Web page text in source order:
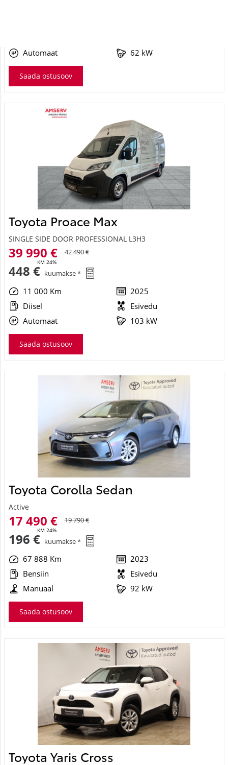
Saada ostusoov
Toyota Proace Max
SINGLE SIDE DOOR PROFESSIONAL L3H3
39 990 €
KM 24%
448 € kuumakse *
11 000 Km
Diisel
Esivedu
Automaat
103 kW
Saada ostusoov
Toyota Corolla Sedan
Active
17 490 €
196 € kuumakse *
67 888 Km
Bensiin
Esivedu
Manuaal
92 kW
Saada ostusoov
Toyota Yaris Cross
Active